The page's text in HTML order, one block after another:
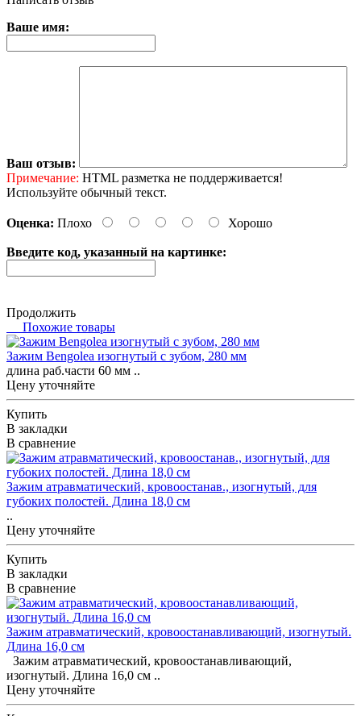
Ваше имя:
Ваш отзыв:
Примечание: HTML разметка не поддерживается!
Используйте обычный текст.
Оценка: Плохо Хорошо
Введите код, указанный на картинке:
Продолжить
Похожие товары
Зажим Bengolea изогнутый с зубом, 280 мм
длина раб.части 60 мм ..
Цену уточняйте
Купить
В закладки
В сравнение
Зажим атравматический, кровоостанав., изогнутый, для
губоких полостей. Длина 18,0 см
..
Цену уточняйте
Купить
В закладки
В сравнение
Зажим атравматический, кровоостанавливающий, изогнутый.
Длина 16,0 см
Зажим атравматический, кровоостанавливающий,
изогнутый. Длина 16,0 см ..
Цену уточняйте